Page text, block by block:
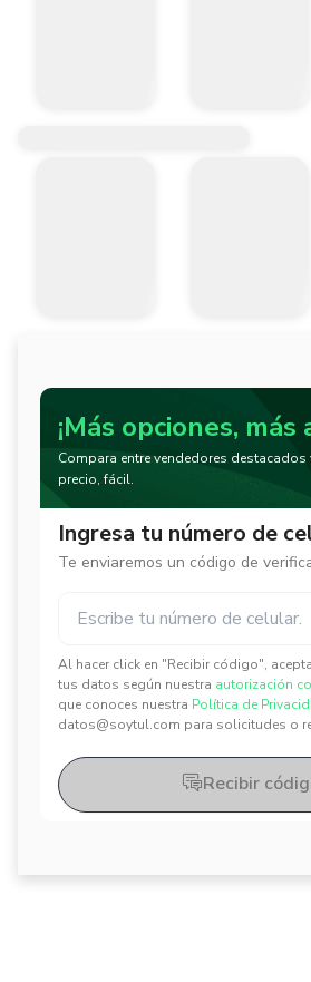
¡Más opciones, más
Compara entre vendedores destacados
precio, fácil.
Ingresa tu número de
Te enviaremos un código de
Al hacer click en "Recibir código",
tus datos según nuestra autorización
que conoces nuestra Política de
datos@soytul.com para solicitudes o
Recibir